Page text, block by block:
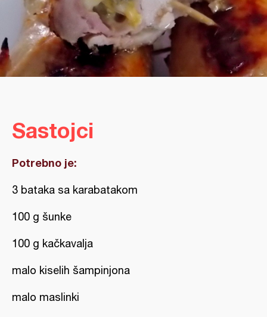
Sastojci
Potrebno je:
3 bataka sa karabatakom
100 g šunke
100 g kačkavalja
malo kiselih šampinjona
malo maslinki